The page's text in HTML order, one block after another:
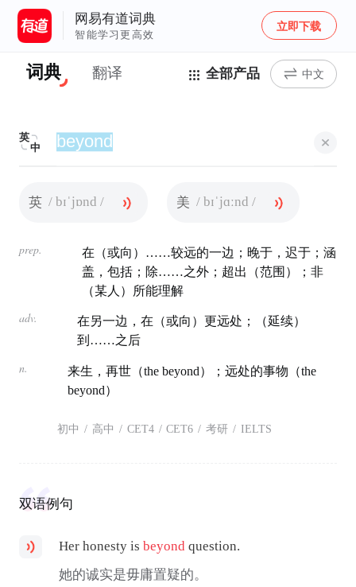
网易有道词典
智能学习更高效
立即下载
词典 翻译 全部产品 中文
英
中
英 / bɪˈjɒnd / 美 / bɪˈjɑːnd /
prep.
在（或向）……较远的一边；晚于，迟于；涵
盖，包括；除……之外；超出（范围）；非
（某人）所能理解
adv.
在另一边，在（或向）更远处；（延续）
到……之后
n.
来生，再世（the beyond）；远处的事物（the
beyond）
初中 / 高中 / CET4 / CET6 / 考研 / IELTS
双语例句
Her honesty isbeyond question.
她的诚实是毋庸置疑的。